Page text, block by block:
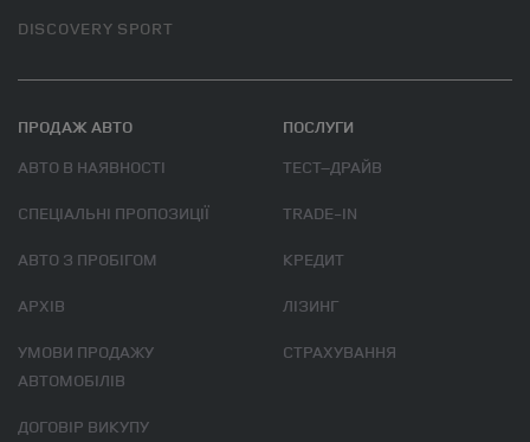
DISCOVERY SPORT
ПРОДАЖ АВТО
АВТО В НАЯВНОСТІ
СПЕЦІАЛЬНІ ПРОПОЗИЦІЇ
АВТО З ПРОБІГОМ
АРХІВ
УМОВИ ПРОДАЖУ
АВТОМОБІЛІВ
ДОГОВІР ВИКУПУ
ПОСЛУГИ
ТЕСТ–ДРАЙВ
TRADE-IN
КРЕДИТ
ЛІЗИНГ
СТРАХУВАННЯ